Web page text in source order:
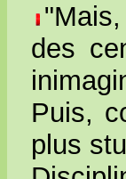
des
Puis,
plus